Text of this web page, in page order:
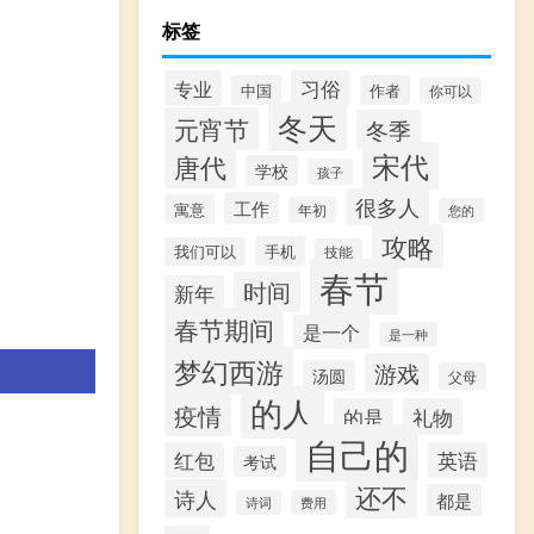
标签
专业 中国 习俗 作者 你可以
元宵节 冬天 冬季
唐代 学校 孩子 宋代
寓意 工作 年初 很多人 您的
我们可以 手机 技能 攻略
新年 时间 春节
春节期间 是一个 是一种
梦幻西游 汤圆 游戏 父母
疫情 的人 的是 礼物
红包 考试 自己的 英语
诗人 诗词 费用 还不 都是